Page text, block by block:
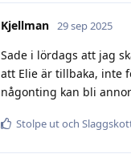
Kjellman 29 sep 2025
Sade i lördags att jag
att Elie är tillbaka, inte
någonting kan bli
Stolpe utoch